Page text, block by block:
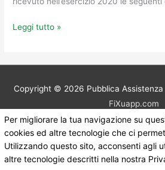
Leggi tutto »
Copyright © 2026 Pubblica
FiXuapp.com
Per migliorare la tua navigazione su
cookies ed altre tecnologie che ci
Utilizzando questo sito, acconsenti agli
altre tecnologie descritti nella nostra